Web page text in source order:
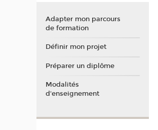
Adapter mon parcours
de formation
Définir mon projet
Préparer un diplôme
Modalités
d'enseignement